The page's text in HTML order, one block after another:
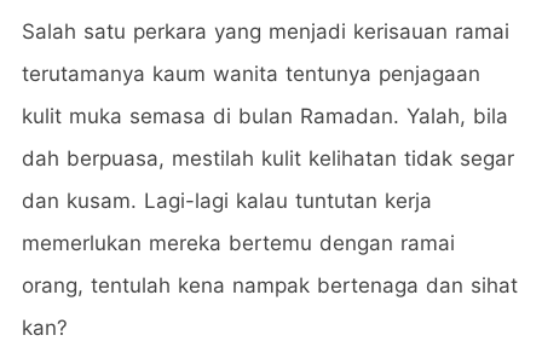
Salah satu perkara yang menjadi kerisauan ramai
terutamanya kaum wanita tentunya penjagaan
kulit muka semasa di bulan Ramadan. Yalah, bila
dah berpuasa, mestilah kulit kelihatan tidak segar
dan kusam. Lagi-lagi kalau tuntutan kerja
memerlukan mereka bertemu dengan ramai
orang, tentulah kena nampak bertenaga dan sihat
kan?